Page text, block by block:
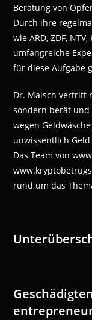
Beratung von
Durch ihre
wie ARD, ZDF,
umfangreiche
für diese Aufgabe
Dr. Maisch vertritt
sondern berät und
wegen
unwissentlich
Das Team von
rund um das